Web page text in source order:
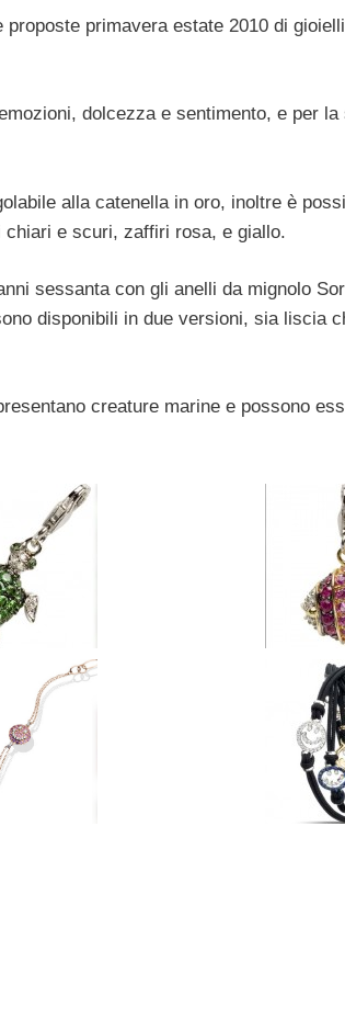
proposte primavera estate 2010 di
dolcezza e sentimento, e per
alla catenella in oro, inoltre è
e scuri, zaffiri rosa, e giallo.
sessanta con gli anelli da mignolo
disponibili in due versioni, sia liscia
creature marine e possono